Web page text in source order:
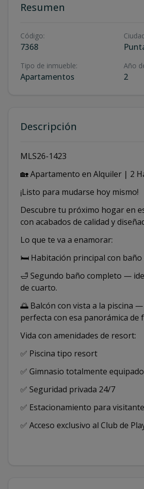
Resumen
Código:
7368
Tipo de inmueble:
Apartamentos
Año
2
Descripción
MLS26-1423
🏡 Apartamento en Alquiler | 2
¡Listo para mudarse hoy mismo!
Descubre tu próximo hogar en
con acabados de calidad y
Lo que te va a enamorar:
🛏️ Habitación principal con
🛁 Segundo baño completo —
de cuarto.
🌅 Balcón con vista a la piscina
perfecta con esa panorámica de
Vida con amenidades de resort:
✅ Piscina tipo resort
✅ Gimnasio totalmente equipado
✅ Seguridad privada 24/7
✅ Estacionamiento para
✅ Acceso exclusivo al Club de